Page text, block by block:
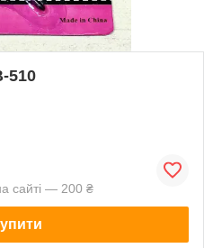
510
сайті — 200 ₴